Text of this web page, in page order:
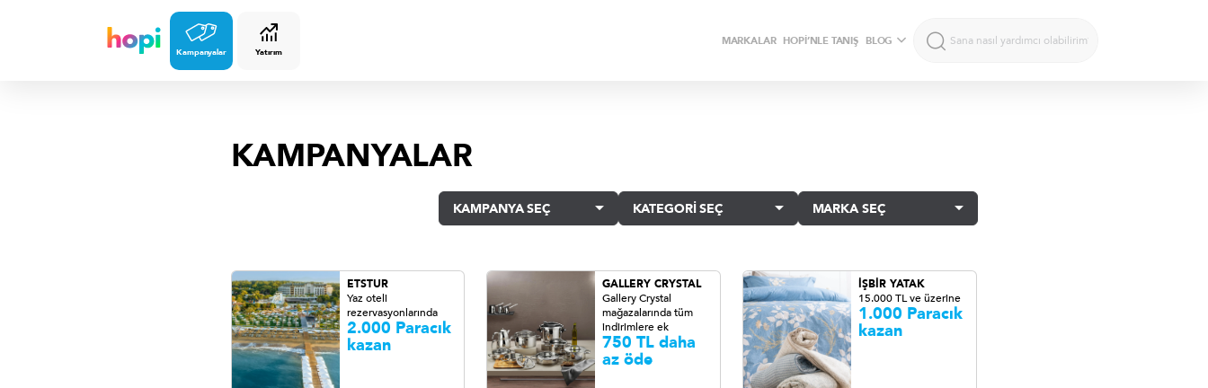
Kampanyalar Yatırım
MARKALAR HOPİ’NLE TANIŞ BLOG
KAMPANYALAR
KAMPANYA SEÇ KATEGORİ SEÇ MARKA SEÇ
ETSTUR
Yaz oteli
rezervasyonlarında
2.000 Paracık
kazan
GALLERY CRYSTAL
Gallery Crystal
mağazalarında tüm
indirimlere ek
750 TL daha
az öde
İŞBİR YATAK
15.000 TL ve üzerine
1.000 Paracık
kazan